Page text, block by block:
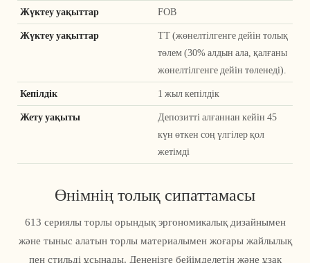
Жүктеу уақыттар FOB
Жүктеу уақыттар
ТТ (жөнелтілгенге дейін толық
төлем (30% алдын ала, қалғаны
жөнелтілгенге дейін төленеді).
Кепілдік 1 жыл кепілдік
Жету уақыты
Депозитті алғаннан кейін 45
күн өткен соң үлгілер қол
жетімді
Өнімнің толық сипаттамасы
613 сериялы торлы орындық эргономикалық дизайнымен
және тыныс алатын торлы материалымен жоғары жайлылық
пен стильді ұсынады. Денеңізге бейімделетін және ұзақ